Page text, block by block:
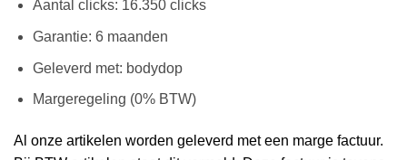
Aantal clicks: 16.350 clicks
Garantie: 6 maanden
Geleverd met: bodydop
Margeregeling (0% BTW)
Al onze artikelen worden geleverd met een marge factuur.